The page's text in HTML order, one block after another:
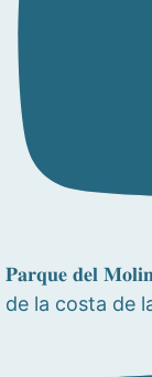
𝐏𝐚𝐫𝐪𝐮𝐞 𝐝𝐞𝐥
de la costa de